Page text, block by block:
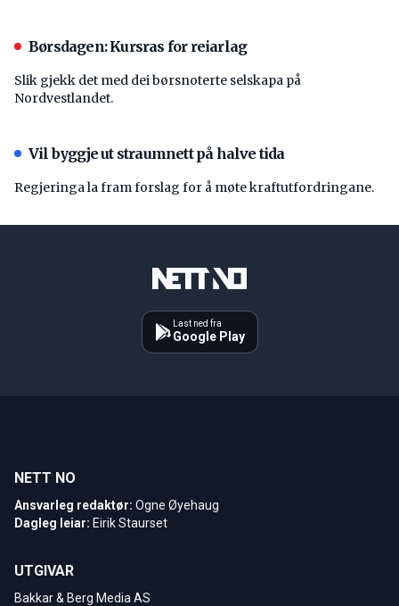
Børsdagen: Kursras for reiarlag
Slik gjekk det med dei børsnoterte selskapa på
Nordvestlandet.
Vil byggje ut straumnett på halve tida
Regjeringa la fram forslag for å møte kraftutfordringane.
Last ned fra
Google Play
NETT NO
Ansvarleg redaktør: Ogne Øyehaug
Dagleg leiar: Eirik Staurset
UTGIVAR
Bakkar & Berg Media AS